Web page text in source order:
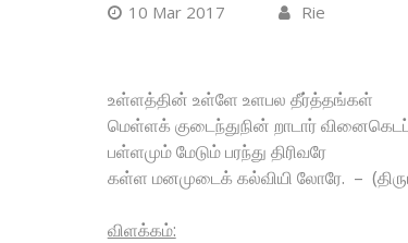
10 Mar 2017 Rie
உள்ளத்தின் உள்ளே உளபல தீர்த்தங்கள்
மெள்ளக் குடைந்துநின் றாடார்
பள்ளமும் மேடும் பரந்து திரிவரே
கள்ள மனமுடைக் கல்வியி லோரே. –
விளக்கம்: